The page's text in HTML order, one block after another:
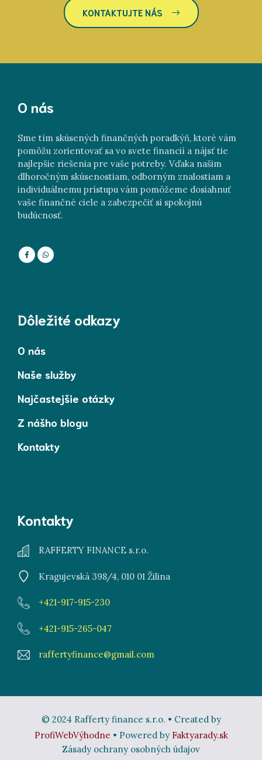
KONTAKTUJTE NÁS
O nás
Sme tím skúsených finančných poradkýň, ktoré vám
pomôžu zorientovať sa vo svete financií a nájsť tie
najlepšie riešenia pre vaše potreby. Vďaka našim
dlhoročným skúsenostiam, odborným znalostiam a
individuálnemu prístupu vám pomôžeme dosiahnuť
vaše finančné ciele a zabezpečiť si spokojnú
budúcnosť.
Dôležité odkazy
O nás
Naše služby
Najčastejšie otázky
Z nášho blogu
Kontakty
Kontakty
RAFFERTY FINANCE s.r.o.
Kragujevská 398/4, 010 01 Žilina
+421-917-915-230
+421-915-265-047
raffertyfinance@gmail.com
© 2024 Rafferty finance s.r.o. • Created by
ProfiWebVýhodne • Powered by Faktyarady.sk
Zásady ochrany osobných údajov